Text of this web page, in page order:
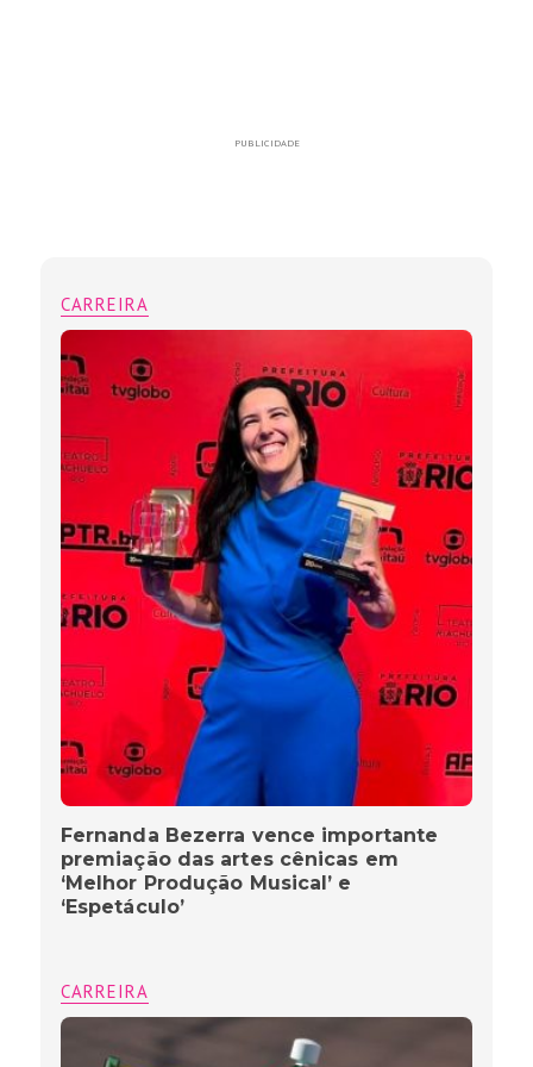
PUBLICIDADE
CARREIRA
Fernanda Bezerra vence importante
premiação das artes cênicas em
‘Melhor Produção Musical’ e
‘Espetáculo’
CARREIRA